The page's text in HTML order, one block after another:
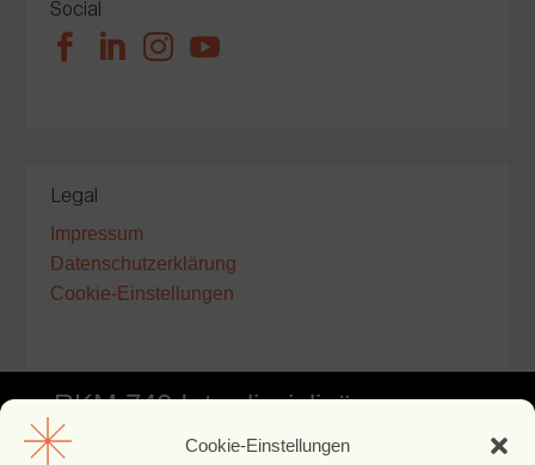
Cookie-Einstellungen
Social
   
Legal
Impressum
Datenschutzerklärung
Cookie-Einstellungen
RKM 740 Interdisziplinäre
Facharztklinik